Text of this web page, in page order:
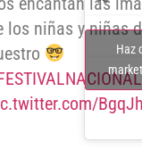
los niñas y niñas
Haz